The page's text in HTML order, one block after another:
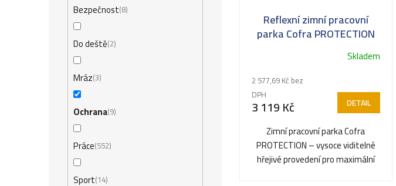
Bezpečnost 8
Do deště 2
Mráz 3
Ochrana 9
Práce 552
Sport 14
Reflexní zimní pracovní
parka Cofra PROTECTION
Skladem
2 577,69 Kč bez
DPH
3 119 Kč DETAIL
Zimní pracovní parka Cofra
PROTECTION – vysoce viditelné
hřejivé provedení pro maximální